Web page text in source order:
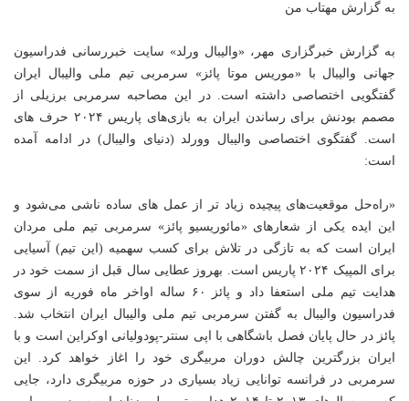
به گزارش مهتاب من
به گزارش خبرگزاری مهر، «والیبال ورلد» سایت خبر ‌رسانی فدراسیون
جهانی والیبال با «موریس موتا پائز» سرمربی تیم ملی والیبال ایران
گفتگویی اختصاصی داشته است. در این مصاحبه سرمربی برزیلی از
مصمم بودنش برای رساندن ایران به بازی‌های پاریس ۲۰۲۴ حرف های
است. گفتگوی اختصاصی والیبال وورلد (دنیای والیبال) در ادامه آمده
است:
«راه‌حل موقعیت‌های پیچیده زیاد تر از عمل های ساده ناشی می‌شود و
این ایده یکی از شعارهای «مائوریسیو پائز» سرمربی تیم ملی مردان
ایران است که به تازگی در تلاش برای کسب سهمیه (این تیم) آسیایی
برای المپیک ۲۰۲۴ پاریس است. بهروز عطایی سال قبل از سمت خود در
هدایت تیم ملی استعفا داد و پائز
۶۰ ساله اواخر ماه فوریه از سوی
فدراسیون والیبال به گفتن سرمربی تیم ملی والیبال ایران انتخاب شد.
پائز در حال پایان فصل باشگاهی با اپی سنتر-پودولیانی اوکراین است و با
ایران بزرگترین چالش دوران مربیگری خود را اغاز خواهد کرد. این
سرمربی در فرانسه توانایی زیاد بسیاری در حوزه مربیگری دارد، جایی